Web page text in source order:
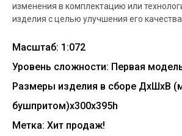
изменения в комплектацию или
изделия с целью улучшения его качества.
Масштаб: 1:072
Уровень сложности: Первая
Размеры изделия в сборе ДхШхВ
бушпритом)х300х395h
Метка: Хит продаж!